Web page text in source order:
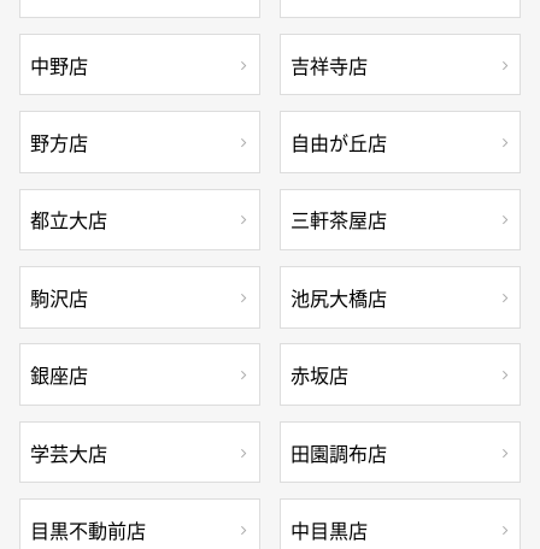
中野店 吉祥寺店
野方店 自由が丘店
都立大店 三軒茶屋店
駒沢店 池尻大橋店
銀座店 赤坂店
学芸大店 田園調布店
目黒不動前店 中目黒店